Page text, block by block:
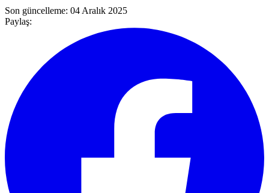
Son güncelleme: 04 Aralık 2025
Paylaş: